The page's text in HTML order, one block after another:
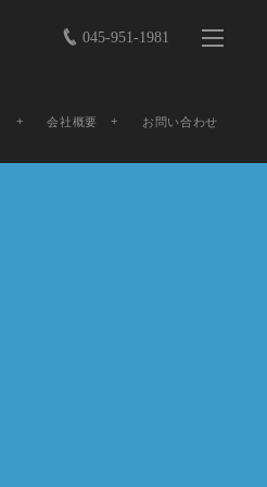
045-951-1981
会社概要 お問い合わせ